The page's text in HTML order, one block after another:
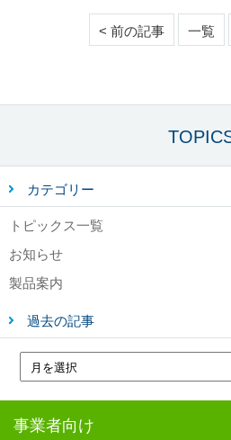
< 前の記事 一覧
カテゴリー
トピックス一覧
お知らせ
製品案内
過去の記事
事業者向け